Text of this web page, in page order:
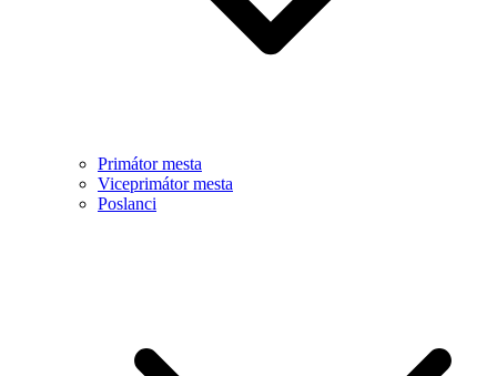
Primátor mesta
Viceprimátor mesta
Poslanci